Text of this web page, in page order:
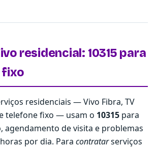
residencial: 10315 para
fixo
residenciais — Vivo Fibra, TV
telefone fixo — usam o 10315 para
agendamento de visita e problemas
por dia. Para contratarserviços